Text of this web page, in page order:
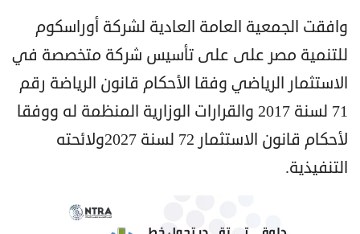
وافقت الجمعية العامة العادية لشركة أوراسكوم
للتنمية مصر على على تأسيس شركة متخصصة في
الاستثمار الرياضي وفقا الأحكام قانون الرياضة رقم
71 لسنة 2017 والقرارات الوزارية المنظمة له ووفقا
لأحكام قانون الاستثمار 72 لسنة 2027ولائحته
التنفيذية.